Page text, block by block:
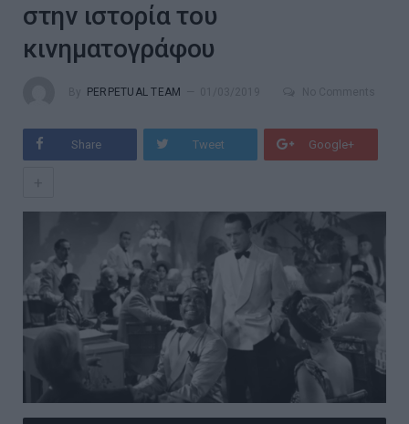
στην ιστορία του
κινηματογράφου
PERPETUAL TEAM
Share Tweet Google+